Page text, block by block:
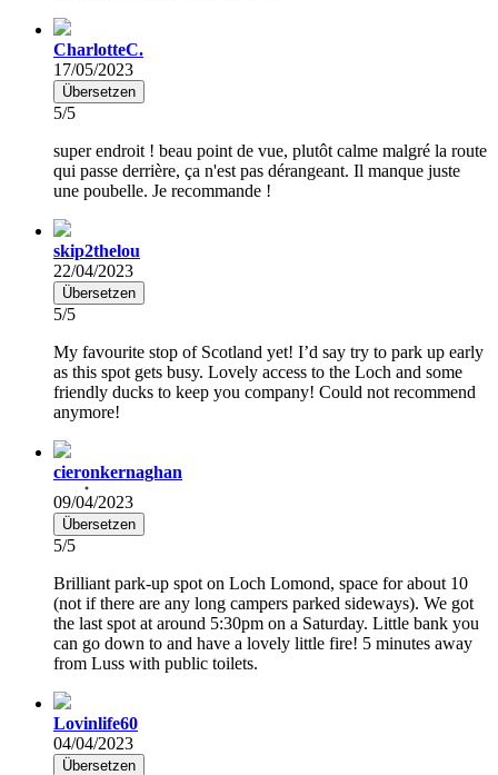
CharlotteC.
17/05/2023
Übersetzen
5/5
super endroit ! beau point de vue, plutôt calme malgré la route
qui passe derrière, ça n'est pas dérangeant. Il manque juste
une poubelle. Je recommande !
skip2thelou
22/04/2023
Übersetzen
5/5
My favourite stop of Scotland yet! I’d say try to park up early
as this spot gets busy. Lovely access to the Loch and some
friendly ducks to keep you company! Could not recommend
anymore!
cieronkernaghan
09/04/2023
Übersetzen
5/5
Brilliant park-up spot on Loch Lomond, space for about 10
(not if there are any long campers parked sideways). We got
the last spot at around 5:30pm on a Saturday. Little bank you
can go down to and have a lovely little fire! 5 minutes away
from Luss with public toilets.
Lovinlife60
04/04/2023
Übersetzen